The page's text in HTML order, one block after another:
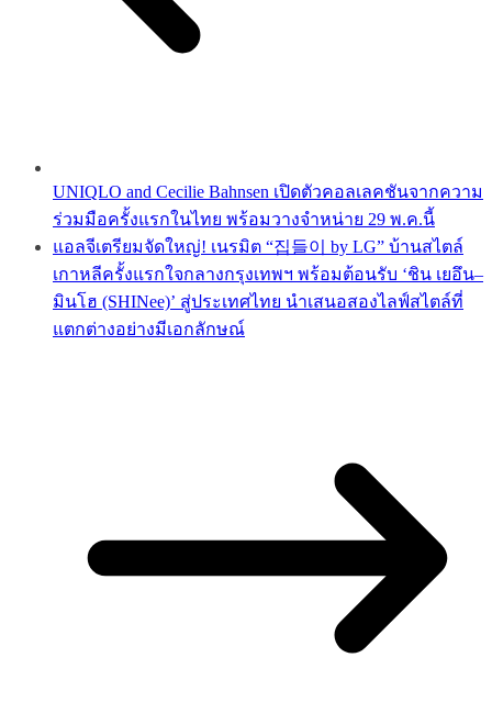
UNIQLO and Cecilie Bahnsen เปิดตัวคอลเลคชันจากความ
ร่วมมือครั้งแรกในไทย พร้อมวางจำหน่าย 29 พ.ค.นี้
แอลจีเตรียมจัดใหญ่! เนรมิต “집들이 by LG” บ้านสไตล์
เกาหลีครั้งแรกใจกลางกรุงเทพฯ พร้อมต้อนรับ ‘ชิน เยอึน–
มินโฮ (SHINee)’ สู่ประเทศไทย นำเสนอสองไลฟ์สไตล์ที่
แตกต่างอย่างมีเอกลักษณ์